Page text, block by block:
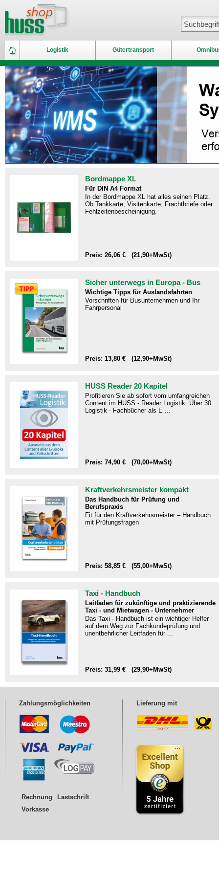
Logistik Gütertransport
Bordmappe XL
Für DIN A4 Format
In der Bordmappe XL hat alles seinen Platz.
Ob Tankkarte, Visitenkarte, Frachtbriefe oder
Fehlzeitenbescheinigung.
Preis: 26,06 € (21,90+MwSt)
Sicher unterwegs in Europa - Bus
Wichtige Tipps für Auslandsfahrten
Vorschriften für Busunternehmen und Ihr
Fahrpersonal
Preis: 13,80 € (12,90+MwSt)
HUSS Reader 20 Kapitel
Profitieren Sie ab sofort vom umfangreichen
Content im HUSS - Reader Logistik: Über 30
Logistik - Fachbücher als E ...
Preis: 74,90 € (70,00+MwSt)
Kraftverkehrsmeister kompakt
Das Handbuch für Prüfung und
Berufspraxis
Fit für den Kraftverkehrsmeister – Handbuch
mit Prüfungsfragen​
Preis: 58,85 € (55,00+MwSt)
Taxi - Handbuch
Leitfaden für zukünftige und praktizierende
Taxi - und Mietwagen - Unternehmer
Das Taxi - Handbuch ist ein wichtiger Helfer
auf dem Weg zur Fachkundeprüfung und
unentbehrlicher Leitfaden für ...
Preis: 31,99 € (29,90+MwSt)
Zahlungsmöglichkeiten
Rechnung
Lastschrift
Vorkasse
Lieferung mit